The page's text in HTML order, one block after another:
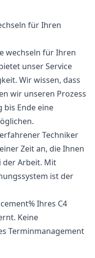
für Ihren
wechseln für Ihren
unser Service
Wir wissen, dass
wir unseren Prozess
Ende eine
Techniker
Zeit an, die Ihnen
der Arbeit. Mit
ist der
Ihres C4
Keine
Terminmanagement